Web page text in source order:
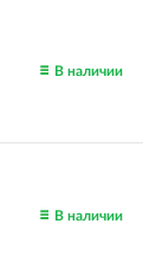
В наличии
В наличии